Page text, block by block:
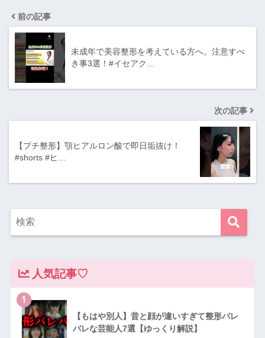
前の記事
未成年で美容整形を考えている方へ。注意すべ
き事3選！#イセアク…
次の記事
【プチ整形】顎ヒアルロン酸で即日垢抜け！
#shorts #ヒ…
人気記事♡
1
【もはや別人】昔と顔が違いすぎて整形バレ
バレな芸能人7選【ゆっくり解説】